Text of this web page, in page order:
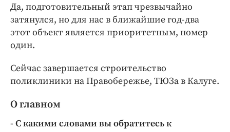
Да, подготовительный этап чрезвычайно
затянулся, но для нас в ближайшие год-два
этот объект является приоритетным, номер
один.
Сейчас завершается строительство
поликлиники на Правобережье, ТЮЗа в Калуге.
О главном
- С какими словами вы обратитесь к